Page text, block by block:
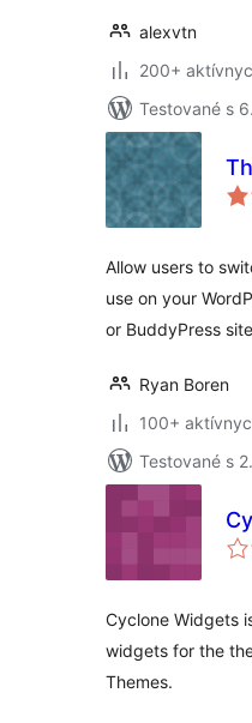
alexvtn
200+
Testované s
Allow users to
use on your
or BuddyPress
Ryan Boren
100+
Testované s
Cyclone Widgets
widgets for the
Themes.